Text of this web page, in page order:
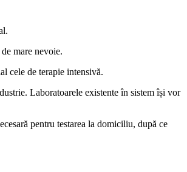
mare nevoie.
cele de terapie intensivă.
Laboratoarele existente în sistem își vor
pentru testarea la domiciliu, după ce